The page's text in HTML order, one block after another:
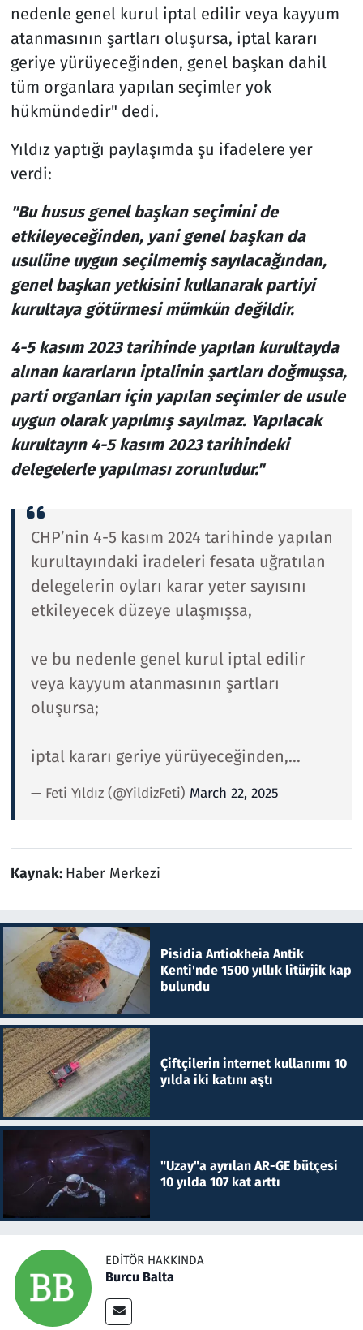
nedenle genel kurul iptal edilir veya kayyum
atanmasının şartları oluşursa, iptal kararı
geriye yürüyeceğinden, genel başkan dahil
tüm organlara yapılan seçimler yok
hükmündedir" dedi.
Yıldız yaptığı paylaşımda şu ifadelere yer
verdi:
"Bu husus genel başkan seçimini de
etkileyeceğinden, yani genel başkan da
usulüne uygun seçilmemiş sayılacağından,
genel başkan yetkisini kullanarak partiyi
kurultaya götürmesi mümkün değildir.
4-5 kasım 2023 tarihinde yapılan kurultayda
alınan kararların iptalinin şartları doğmuşsa,
parti organları için yapılan seçimler de usule
uygun olarak yapılmış sayılmaz. Yapılacak
kurultayın 4-5 kasım 2023 tarihindeki
delegelerle yapılması zorunludur."
CHP’nin 4-5 kasım 2024 tarihinde yapılan
kurultayındaki iradeleri fesata uğratılan
delegelerin oyları karar yeter sayısını
etkileyecek düzeye ulaşmışsa,
ve bu nedenle genel kurul iptal edilir
veya kayyum atanmasının şartları
oluşursa;
iptal kararı geriye yürüyeceğinden,…
— Feti Yıldız (@YildizFeti) March 22, 2025
Kaynak: Haber Merkezi
Pisidia Antiokheia Antik
Kenti'nde 1500 yıllık litürjik kap
bulundu
Çiftçilerin internet kullanımı 10
yılda iki katını aştı
"Uzay"a ayrılan AR-GE bütçesi
10 yılda 107 kat arttı
EDITÖR HAKKINDA
Burcu Balta